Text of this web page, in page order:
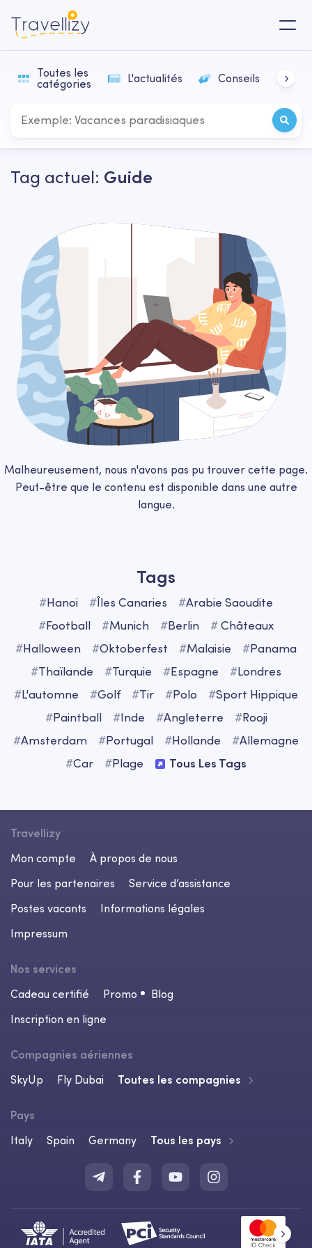
Toutes les
catégories
L'actualités Conseils
Tag actuel: Guide
Malheureusement, nous n'avons pas pu trouver cette page.
Peut-être que le contenu est disponible dans une autre
langue.
Tags
#Hanoi #Îles Сanaries #Arabie Saoudite
#Football #Munich #Berlin #Châteaux
#Halloween #Oktoberfest #Malaisie #Panama
#Thaïlande #Turquie #Espagne #Londres
#L'automne #Golf #Tir #Polo #Sport Hippique
#Paintball #Inde #Angleterre #Rooji
#Amsterdam #Portugal #Hollande #Allemagne
#Car #Plage Tous Les Tags
Travellizy
Mon compte
À propos de nous
Pour les partenaires
Service d’assistance
Postes vacants
Informations légales
Impressum
Nos services
Cadeau certifié
Promo
Blog
Inscription en ligne
Compagnies aériennes
SkyUp
Fly Dubai Toutes les compagnies
Pays
Italy
Spain Germany Tous les pays